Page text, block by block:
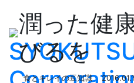
潤った健
びるを
食とキレイの豆知識